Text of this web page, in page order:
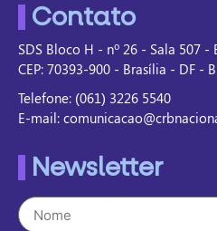
Contato
SDS Bloco H - nº 26 - Sala 507
CEP: 70393-900 - Brasília - DF -
Telefone: (061) 3226 5540
E-mail:
Newsletter